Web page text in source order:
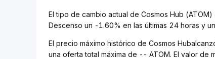
El tipo de cambio actual de Cosmos Hub
Descenso un -1.60% en las últimas 24 horas y
El precio máximo histórico de Cosmos
una oferta total máxima de -- ATOM. El valor